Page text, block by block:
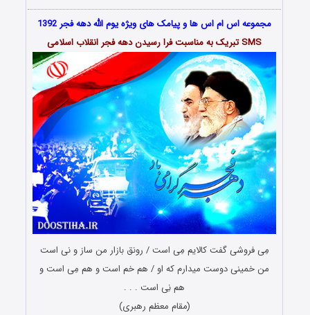
مجموعه اس ام اس ها و پیامک های ویژه یوم الله دهه فجر 1392
SMS تبریک به مناسبت فرا رسیدن دهه فجر انقلاب اسلامی
مِی فروشی گفت کالایم مِی است / رونق بازار من ساز و نی است
من خمینی دوست میدارم که او / هم خم است و هم مِی است و
هم نِی است . . .
(مقام معظم رهبری)